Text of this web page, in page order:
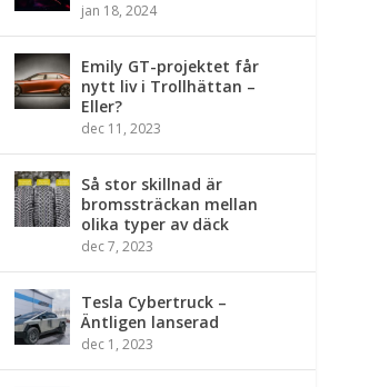
jan 18, 2024
Emily GT-projektet får
nytt liv i Trollhättan –
Eller?
dec 11, 2023
Så stor skillnad är
bromssträckan mellan
olika typer av däck
dec 7, 2023
Tesla Cybertruck –
Äntligen lanserad
dec 1, 2023